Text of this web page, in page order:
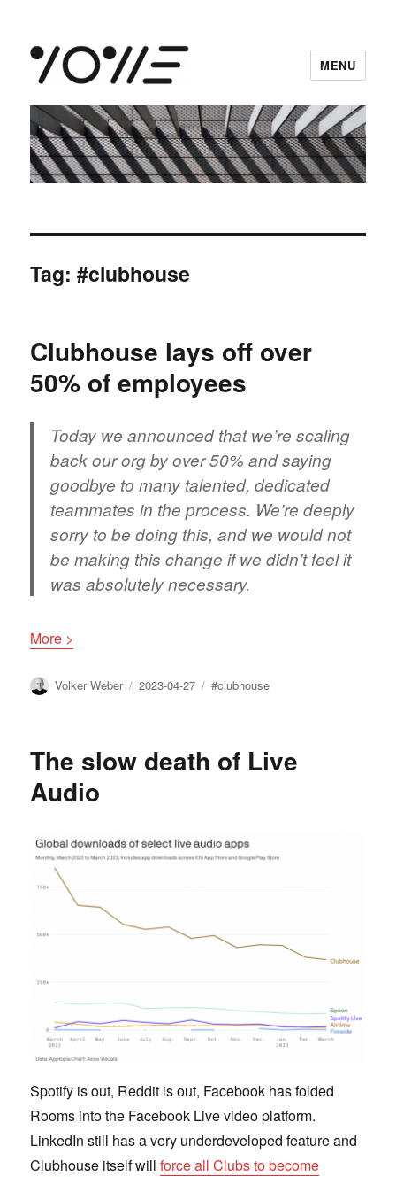
vowe dot net
MENU
Tag:#clubhouse
Clubhouse lays off over
50% of employees
Today we announced that we’re scaling
back our org by over 50% and saying
goodbye to many talented, dedicated
teammates in the process. We’re deeply
sorry to be doing this, and we would not
be making this change if we didn’t feel it
was absolutely necessary.
More >
Author
Volker Weber
Posted
2023-04-27 Tags
#clubhouse
The slow death of Live
Audio
Spotify is out, Reddit is out, Facebook has folded
Rooms into the Facebook Live video platform.
LinkedIn still has a very underdeveloped feature and
Clubhouse itself willforce all Clubs to become